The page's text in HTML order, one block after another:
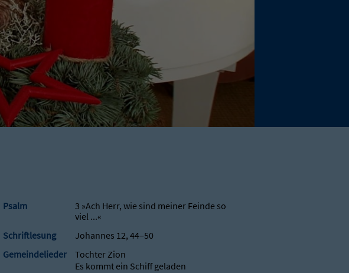
Psalm
3 »Ach Herr, wie sind meiner Feinde so
viel ...«
Schriftlesung
Johannes 12, 44‒50
Gemeindelieder
Tochter Zion
Es kommt ein Schiff geladen